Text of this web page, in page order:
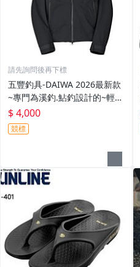
請先詢問後再下標
五豐釣具-DAIWA 2026最新款
~專門為溪釣.鮎釣設計的~輕
便.薄的短版防水雨衣DR-3926J
外套特價4000元
$ 4,000
競標